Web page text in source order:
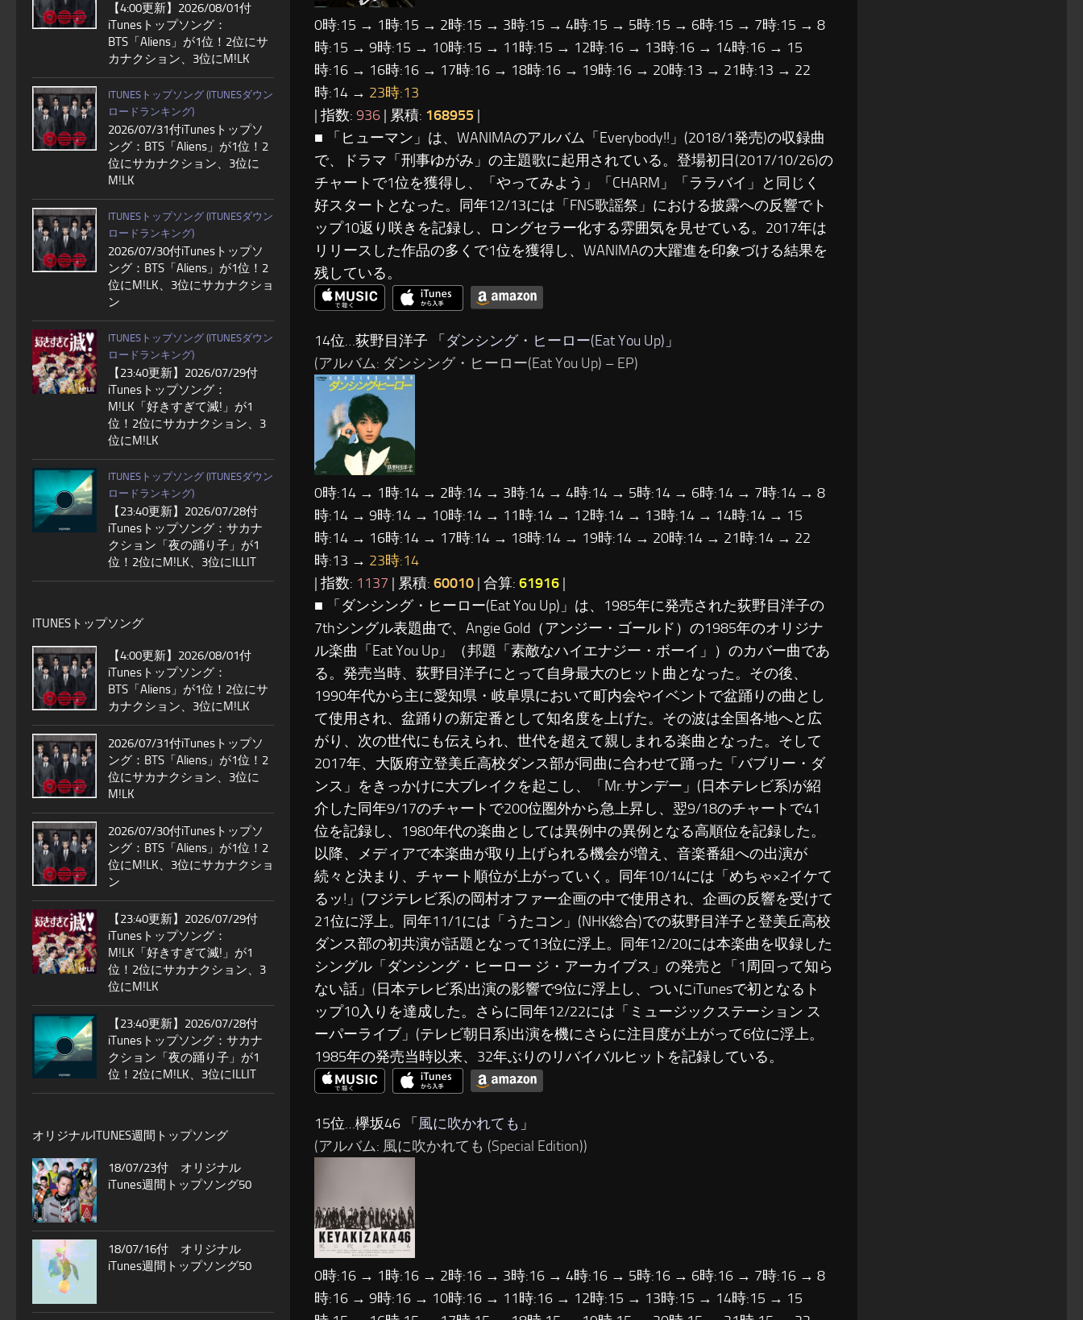
0時:15 → 1時:15 → 2時:15 → 3時:15 → 4時:15 → 5時:15 → 6時:15 → 7時:15 → 8
時:15 → 9時:15 → 10時:15 → 11時:15 → 12時:16 → 13時:16 → 14時:16 → 15
時:16 → 16時:16 → 17時:16 → 18時:16 → 19時:16 → 20時:13 → 21時:13 → 22
時:14 → 23時:13
| 指数: 936 | 累積: 168955 |
■ 「ヒューマン」は、WANIMAのアルバム「Everybody!!」(2018/1発売)の収録曲
で、ドラマ「刑事ゆがみ」の主題歌に起用されている。登場初日(2017/10/26)の
チャートで1位を獲得し、「やってみよう」「CHARM」「ララバイ」と同じく
好スタートとなった。同年12/13には「FNS歌謡祭」における披露への反響でト
ップ10返り咲きを記録し、ロングセラー化する雰囲気を見せている。2017年は
リリースした作品の多くで1位を獲得し、WANIMAの大躍進を印象づける結果を
残している。
14位…荻野目洋子 「ダンシング・ヒーロー(Eat You Up) 」
(アルバム: ダンシング・ヒーロー(Eat You Up) – EP)
0時:14 → 1時:14 → 2時:14 → 3時:14 → 4時:14 → 5時:14 → 6時:14 → 7時:14 → 8
時:14 → 9時:14 → 10時:14 → 11時:14 → 12時:14 → 13時:14 → 14時:14 → 15
時:14 → 16時:14 → 17時:14 → 18時:14 → 19時:14 → 20時:14 → 21時:14 → 22
時:13 → 23時:14
| 指数: 1137 | 累積: 60010 | 合算: 61916 |
■ 「ダンシング・ヒーロー(Eat You Up)」は、1985年に発売された荻野目洋子の
7thシングル表題曲で、Angie Gold（アンジー・ゴールド）の1985年のオリジナ
ル楽曲「Eat You Up」（邦題「素敵なハイエナジー・ボーイ」）のカバー曲であ
る。発売当時、荻野目洋子にとって自身最大のヒット曲となった。その後、
1990年代から主に愛知県・岐阜県において町内会やイベントで盆踊りの曲とし
て使用され、盆踊りの新定番として知名度を上げた。その波は全国各地へと広
がり、次の世代にも伝えられ、世代を超えて親しまれる楽曲となった。そして
2017年、大阪府立登美丘高校ダンス部が同曲に合わせて踊った「バブリー・ダ
ンス」をきっかけに大ブレイクを起こし、「Mr.サンデー」(日本テレビ系)が紹
介した同年9/17のチャートで200位圏外から急上昇し、翌9/18のチャートで41
位を記録し、1980年代の楽曲としては異例中の異例となる高順位を記録した。
以降、メディアで本楽曲が取り上げられる機会が増え、音楽番組への出演が
続々と決まり、チャート順位が上がっていく。同年10/14には「めちゃ×2イケて
るッ!」(フジテレビ系)の岡村オファー企画の中で使用され、企画の反響を受けて
21位に浮上。同年11/1には「うたコン」(NHK総合)での荻野目洋子と登美丘高校
ダンス部の初共演が話題となって13位に浮上。同年12/20には本楽曲を収録した
シングル「ダンシング・ヒーロー ジ・アーカイブス」の発売と「1周回って知ら
ない話」(日本テレビ系)出演の影響で9位に浮上し、ついにiTunesで初となるト
ップ10入りを達成した。さらに同年12/22には「ミュージックステーション ス
ーパーライブ」(テレビ朝日系)出演を機にさらに注目度が上がって6位に浮上。
1985年の発売当時以来、32年ぶりのリバイバルヒットを記録している。
15位…欅坂46 「 風に吹かれても 」
(アルバム: 風に吹かれても (Special Edition))
0時:16 → 1時:16 → 2時:16 → 3時:16 → 4時:16 → 5時:16 → 6時:16 → 7時:16 → 8
時:16 → 9時:16 → 10時:16 → 11時:16 → 12時:15 → 13時:15 → 14時:15 → 15
【4:00更新】2026/08/01付
iTunesトップソング：
BTS「Aliens」が1位！2位にサ
カナクション、3位にM!LK
ITUNESトップソング (ITUNESダウン
ロードランキング)
2026/07/31付iTunesトップソ
ング：BTS「Aliens」が1位！2
位にサカナクション、3位に
M!LK
ITUNESトップソング (ITUNESダウン
ロードランキング)
2026/07/30付iTunesトップソ
ング：BTS「Aliens」が1位！2
位にM!LK、3位にサカナクショ
ン
ITUNESトップソング (ITUNESダウン
ロードランキング)
【23:40更新】2026/07/29付
iTunesトップソング：
M!LK「好きすぎて滅!」が1
位！2位にサカナクション、3
位にM!LK
ITUNESトップソング (ITUNESダウン
ロードランキング)
【23:40更新】2026/07/28付
iTunesトップソング：サカナ
クション「夜の踊り子」が1
位！2位にM!LK、3位にILLIT
ITUNESトップソング
【4:00更新】2026/08/01付
iTunesトップソング：
BTS「Aliens」が1位！2位にサ
カナクション、3位にM!LK
2026/07/31付iTunesトップソ
ング：BTS「Aliens」が1位！2
位にサカナクション、3位に
M!LK
2026/07/30付iTunesトップソ
ング：BTS「Aliens」が1位！2
位にM!LK、3位にサカナクショ
ン
【23:40更新】2026/07/29付
iTunesトップソング：
M!LK「好きすぎて滅!」が1
位！2位にサカナクション、3
位にM!LK
【23:40更新】2026/07/28付
iTunesトップソング：サカナ
クション「夜の踊り子」が1
位！2位にM!LK、3位にILLIT
オリジナルITUNES週間トップソング
18/07/23付 オリジナル
iTunes週間トップソング50
18/07/16付 オリジナル
iTunes週間トップソング50